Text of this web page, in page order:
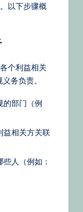
以下步骤概
个利益相关
务负责。
的部门（例
益相关方关联
人（例如：